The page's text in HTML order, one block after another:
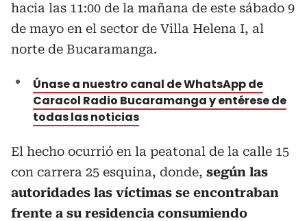
hacia las 11:00 de la mañana de este sábado 9
de mayo en el sector de Villa Helena I, al
norte de Bucaramanga.
Únase a nuestro canal de WhatsApp de
Caracol Radio Bucaramanga y entérese de
todas las noticias
El hecho ocurrió en la peatonal de la calle 15
con carrera 25 esquina, donde, según las
autoridades las víctimas se encontraban
frente a su residencia consumiendo